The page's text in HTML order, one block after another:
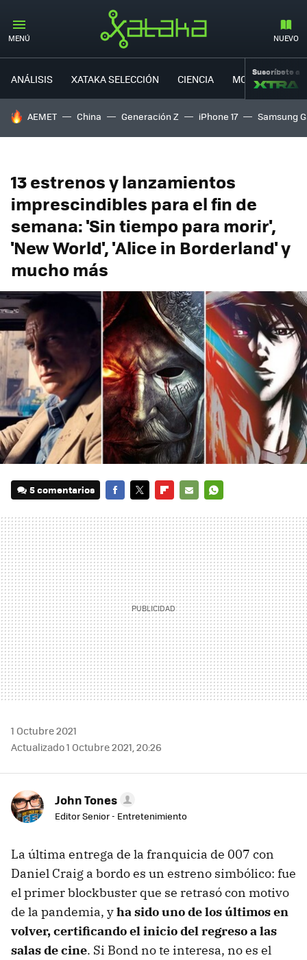
MENÚ NUEVO
ANÁLISIS XATAKA SELECCIÓN CIENCIA MOVILIDAD
Suscríbete a
HOY SE HABLA DE
AEMET China Generación Z iPhone 17 Samsung
13 estrenos y lanzamientos
imprescindibles para el fin de
semana: 'Sin tiempo para morir',
'New World', 'Alice in Borderland' y
mucho más
5 comentarios
MAIL
1 Octubre 2021
Actualizado 1 Octubre 2021, 20:26
John Tones
Editor Senior - Entretenimiento
La última entrega de la franquicia de 007 con
Daniel Craig a bordo es un estreno simbólico: fue
el primer blockbuster que se retrasó con motivo
de la pandemia, yha sido uno de los últimos en
volver, certificando el inicio del regreso a las
salas de cine. Si Bond no te interesa, no es el